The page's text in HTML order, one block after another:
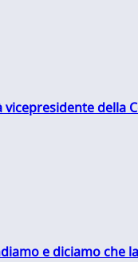
della
e diciamo che